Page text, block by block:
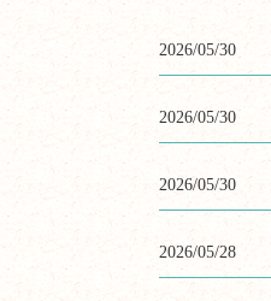
2026/05/30
2026/05/30
2026/05/30
2026/05/28